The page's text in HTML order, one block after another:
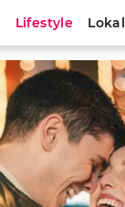
Lifestyle Lokal